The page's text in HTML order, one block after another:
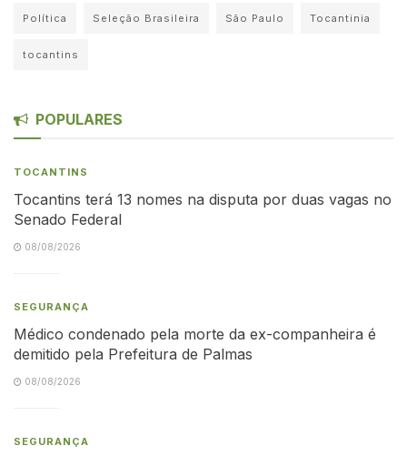
Política Seleção Brasileira São Paulo Tocantinia
tocantins
POPULARES
TOCANTINS
Tocantins terá 13 nomes na disputa por duas vagas no
Senado Federal
08/08/2026
SEGURANÇA
Médico condenado pela morte da ex-companheira é
demitido pela Prefeitura de Palmas
08/08/2026
SEGURANÇA